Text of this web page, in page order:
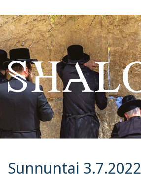
Hyppää
sisältöön
Hae:
Sunnuntai 3.7.2022